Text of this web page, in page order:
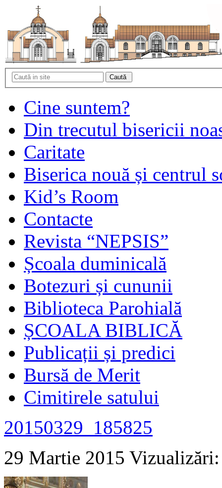
Cine suntem?
Din trecutul bisericii
Caritate
Biserica nouă și centrul
Kid’s Room
Contacte
Revista “NEPSIS”
Școala duminicală
Botezuri și cununii
Biblioteca Parohială
ȘCOALA BIBLICĂ
Publicații și predici
Bursă de Merit
Cimitirele satului
20150329_185825
29 Martie 2015